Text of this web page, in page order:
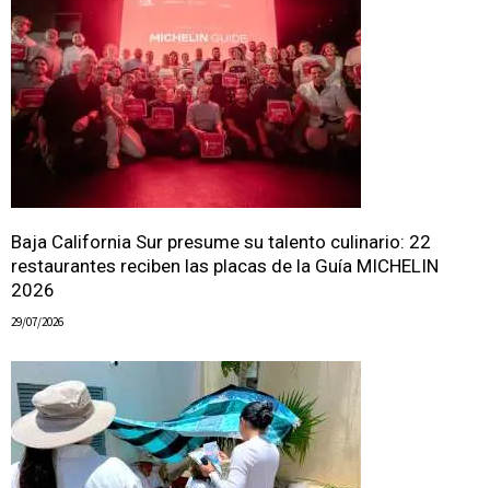
Baja California Sur presume su talento culinario: 22
restaurantes reciben las placas de la Guía MICHELIN
2026
29/07/2026